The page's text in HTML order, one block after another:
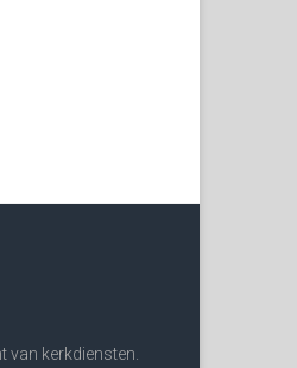
van kerkdiensten.